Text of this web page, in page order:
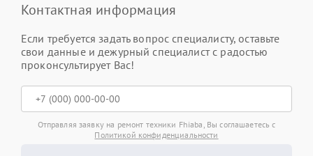
Контактная информация
Если требуется задать вопрос специалисту, оставьте
свои данные и дежурный специалист с радостью
проконсультирует Вас!
Отправляя заявку на ремонт техники Fhiaba, Вы соглашаетесь с
Политикой конфиденциальности